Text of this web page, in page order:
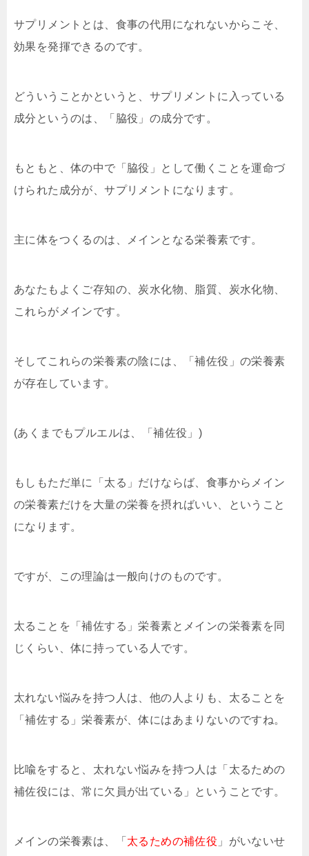
サプリメントとは、食事の代用になれないからこそ、
効果を発揮できるのです。
どういうことかというと、サプリメントに入っている
成分というのは、「脇役」の成分です。
もともと、体の中で「脇役」として働くことを運命づ
けられた成分が、サプリメントになります。
主に体をつくるのは、メインとなる栄養素です。
あなたもよくご存知の、炭水化物、脂質、炭水化物、
これらがメインです。
そしてこれらの栄養素の陰には、「補佐役」の栄養素
が存在しています。
(あくまでもプルエルは、「補佐役」)
もしもただ単に「太る」だけならば、食事からメイン
の栄養素だけを大量の栄養を摂ればいい、ということ
になります。
ですが、この理論は一般向けのものです。
太ることを「補佐する」栄養素とメインの栄養素を同
じくらい、体に持っている人です。
太れない悩みを持つ人は、他の人よりも、太ることを
「補佐する」栄養素が、体にはあまりないのですね。
比喩をすると、太れない悩みを持つ人は「太るための
補佐役には、常に欠員が出ている」ということです。
メインの栄養素は、「 太るための補佐役 」がいないせ